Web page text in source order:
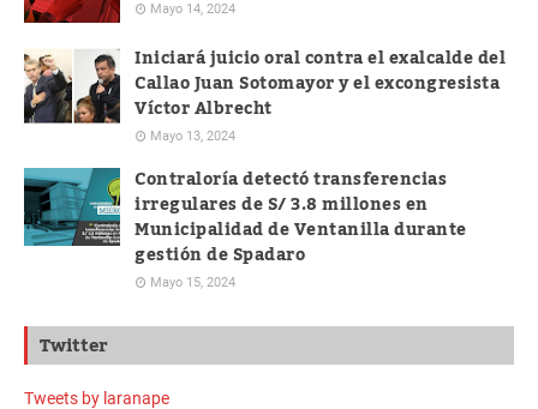
Mayo 14, 2024
Iniciará juicio oral contra el exalcalde del
Callao Juan Sotomayor y el excongresista
Víctor Albrecht
Mayo 13, 2024
Contraloría detectó transferencias
irregulares de S/ 3.8 millones en
Municipalidad de Ventanilla durante
gestión de Spadaro
Mayo 15, 2024
Twitter
Tweets by laranape